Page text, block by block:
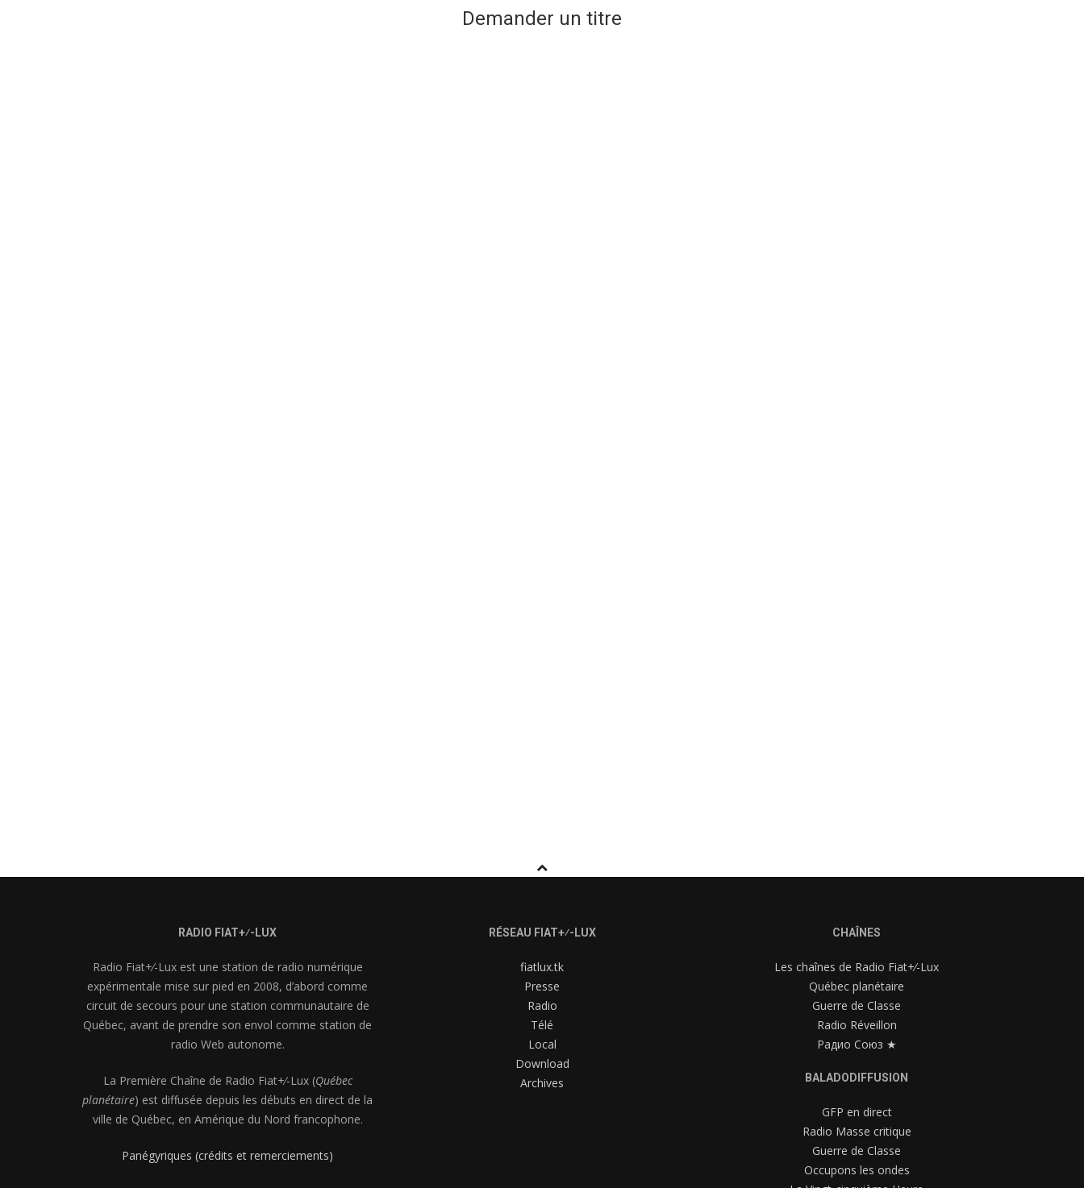
Demander un titre
RADIO FIAT+⁄-LUX
Radio Fiat+⁄-Lux est une station de radio numérique
expérimentale mise sur pied en 2008, d’abord comme
circuit de secours pour une station communautaire de
Québec, avant de prendre son envol comme station de
radio Web autonome.
La Première Chaîne de Radio Fiat+⁄-Lux (Québec
planétaire) est diffusée depuis les débuts en direct de la
ville de Québec, en Amérique du Nord francophone.
Panégyriques (crédits et remerciements)
RÉSEAU FIAT+⁄-LUX
fiatlux.tk
Presse
Radio
Télé
Local
Download
Archives
CHAÎNES
Les chaînes de Radio Fiat+⁄-Lux
Québec planétaire
Guerre de Classe
Radio Réveillon
Радио Союз ★
BALADODIFFUSION
GFP en direct
Radio Masse critique
Guerre de Classe
Occupons les ondes